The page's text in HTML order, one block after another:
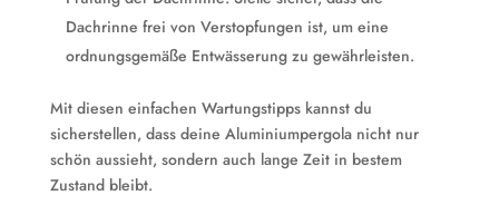
Dachrinne frei von Verstopfungen ist, um eine
ordnungsgemäße Entwässerung zu gewährleisten.
Mit diesen einfachen Wartungstipps kannst du
sicherstellen, dass deine Aluminiumpergola nicht nur
schön aussieht, sondern auch lange Zeit in bestem
Zustand bleibt.